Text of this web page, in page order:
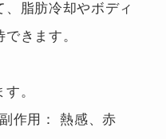
脂肪冷却やボディ
きます。
。
作用： 熱感、赤